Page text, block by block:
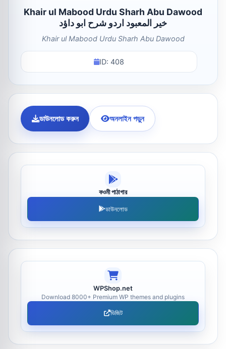
Khair ul Mabood Urdu Sharh Abu Dawood
خیر المعبود اردو شرح ابو داؤد
Khair ul Mabood Urdu Sharh Abu Dawood
ID: 408
ডাউনলোড করুন অনলাইন পড়ুন
কওমী পাঠাগার
ডাউনলোড
WPShop.net
Download 8000+ Premium WP themes and plugins
ভিজিট